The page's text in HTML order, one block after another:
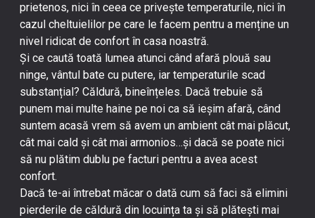
prietenos, nici în ceea ce privește temperaturile, nici în
cazul cheltuielilor pe care le facem pentru a menține un
nivel ridicat de confort în casa noastră.
Și ce caută toată lumea atunci când afară plouă sau
ninge, vântul bate cu putere, iar temperaturile scad
substanțial? Căldură, bineînțeles. Dacă trebuie să
punem mai multe haine pe noi ca să ieșim afară, când
suntem acasă vrem să avem un ambient cât mai plăcut,
cât mai cald și cât mai armonios…și dacă se poate nici
să nu plătim dublu pe facturi pentru a avea acest
confort.
Dacă te-ai întrebat măcar o dată cum să faci să elimini
pierderile de căldură din locuința ta și să plătești mai